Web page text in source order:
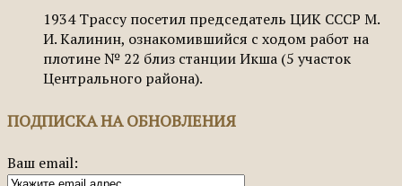
1934 Трассу посетил председатель ЦИК СССР М.
И. Калинин, ознакомившийся с ходом работ на
плотине № 22 близ станции Икша (5 участок
Центрального района).
ПОДПИСКА НА ОБНОВЛЕНИЯ
Ваш email: